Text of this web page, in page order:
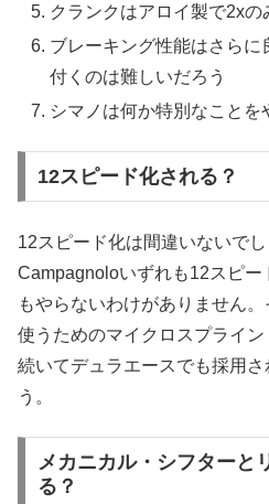
クランクはアロイ製で2xの
ブレーキング性能はさら
付くのは難しいだろう
シマノは何か特別なことを
12スピード化される？
12スピード化は間違いないで
Campagnoloいずれも12スピー
もやらないわけがありません
使うためのマイクロスプライ
続いてデュラエースでも採用
う。
メカニカル・シフターと
る？